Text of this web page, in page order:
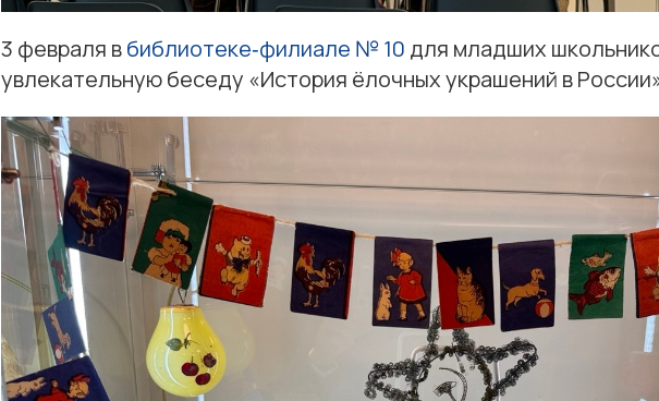
3 февраля вбиблиотеке‑филиале № 10 для младших
увлекательную беседу «История ёлочных украшений в